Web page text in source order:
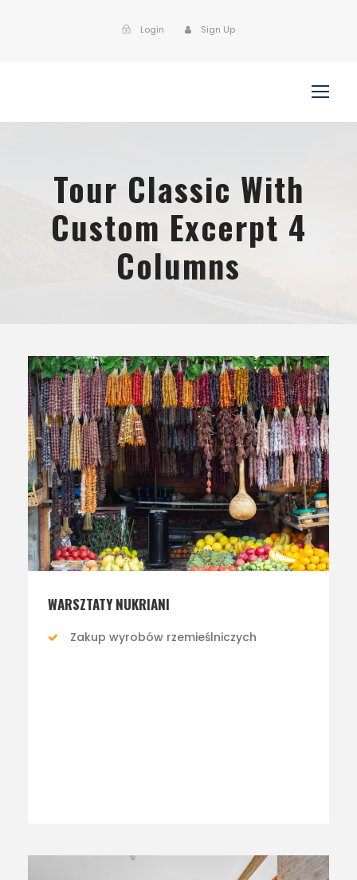
Login Sign Up
Tour Classic With
Custom Excerpt 4
Columns
WARSZTATY NUKRIANI
Zakup wyrobów rzemieślniczych